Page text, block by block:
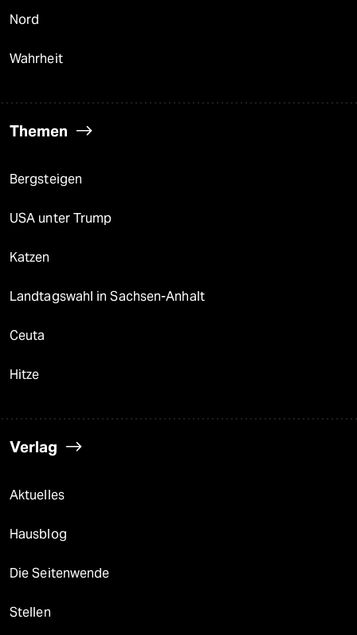
Nord
Wahrheit
Themen
Bergsteigen
USA unter Trump
Katzen
Landtagswahl in Sachsen-Anhalt
Ceuta
Hitze
Verlag
Aktuelles
Hausblog
Die Seitenwende
Stellen